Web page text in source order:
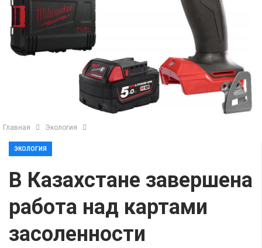
Главная Экология
ЭКОЛОГИЯ
В Казахстане завершена
работа над картами
засоленности